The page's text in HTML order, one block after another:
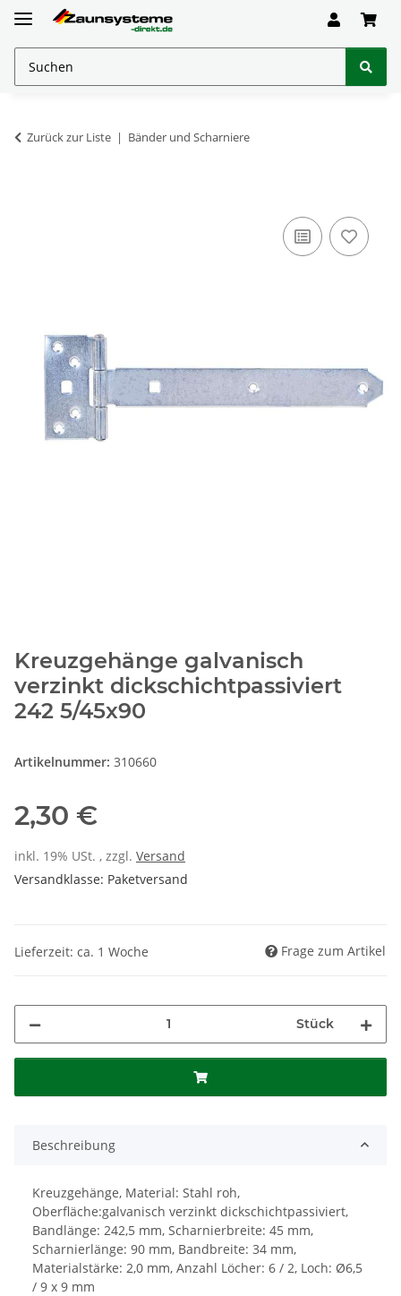
Zurück zur Liste Bänder und Scharniere
Kreuzgehänge galvanisch
verzinkt dickschichtpassiviert
242 5/45x90
Artikelnummer: 310660
2,30 €
inkl. 19% USt. , zzgl. Versand
Versandklasse: Paketversand
Lieferzeit: ca. 1 Woche Frage zum Artikel
Stück
Beschreibung
Kreuzgehänge, Material: Stahl roh,
Oberfläche:galvanisch verzinkt dickschichtpassiviert,
Bandlänge: 242,5 mm, Scharnierbreite: 45 mm,
Scharnierlänge: 90 mm, Bandbreite: 34 mm,
Materialstärke: 2,0 mm, Anzahl Löcher: 6 / 2, Loch: Ø6,5
/ 9 x 9 mm